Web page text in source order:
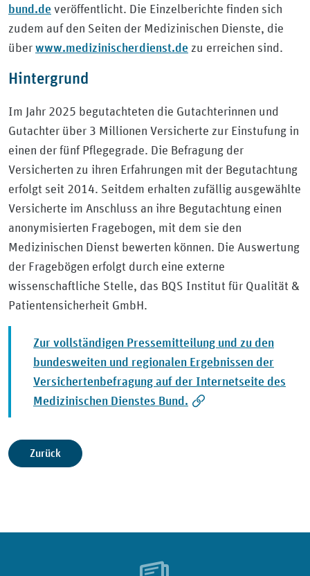
bund.deveröffentlicht. Die Einzelberichte finden sich
zudem auf den Seiten der Medizinischen Dienste, die
überwww.medizinischerdienst.de zu erreichen sind.
Hintergrund
Im Jahr 2025 begutachteten die Gutachterinnen und
Gutachter über 3 Millionen Versicherte zur Einstufung in
einen der fünf Pflegegrade. Die Befragung der
Versicherten zu ihren Erfahrungen mit der Begutachtung
erfolgt seit 2014. Seitdem erhalten zufällig ausgewählte
Versicherte im Anschluss an ihre Begutachtung einen
anonymisierten Fragebogen, mit dem sie den
Medizinischen Dienst bewerten können. Die Auswertung
der Fragebögen erfolgt durch eine externe
wissenschaftliche Stelle, das BQS Institut für Qualität &
Patientensicherheit GmbH.
Zur vollständigen Pressemitteilung und zu den
bundesweiten und regionalen Ergebnissen der
Versichertenbefragung auf der Internetseite des
Medizinischen Dienstes Bund.
Zurück